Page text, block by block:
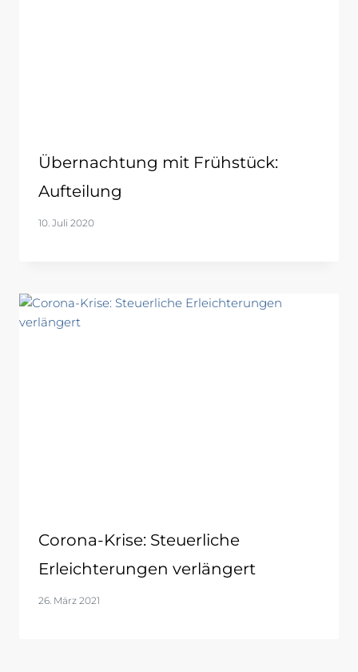
Übernachtung mit Frühstück:
Aufteilung
10. Juli 2020
Corona-Krise: Steuerliche
Erleichterungen verlängert
26. März 2021